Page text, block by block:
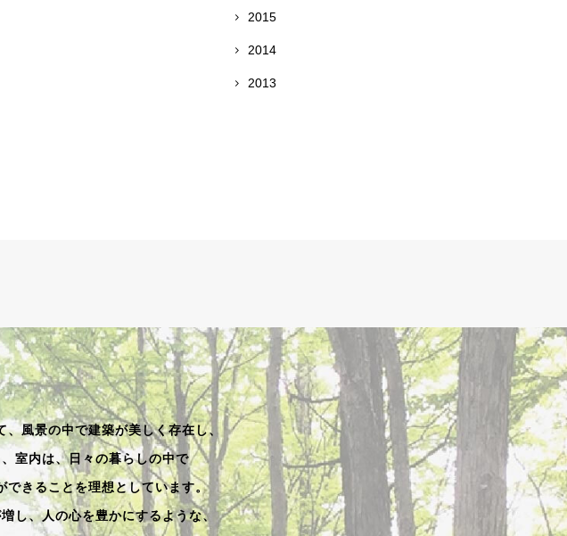
2015
2014
2013
風景の中で建築が美しく存在し、
室内は、日々の暮らしの中で
できることを理想としています。
し、人の心を豊かにするような、